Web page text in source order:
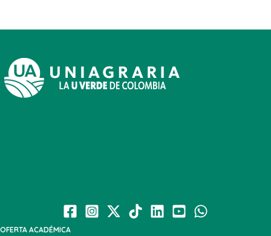
OFERTA ACADÉMICA